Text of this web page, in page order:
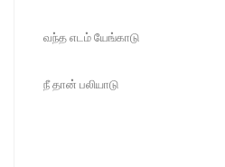
வந்த எடம் யேங்காடு
நீ தான் பலியாடு